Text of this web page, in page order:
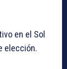
en el Sol
elección.